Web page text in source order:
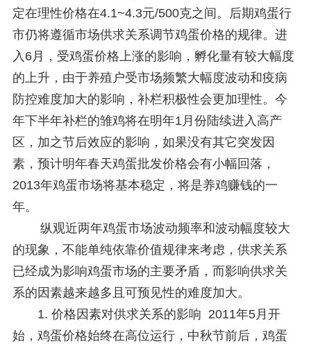
定在理性价格在4.1~4.3元/500克之间。后期鸡蛋行
市仍将遵循市场供求关系调节鸡蛋价格的规律。进
入6月，受鸡蛋价格上涨的影响，孵化量有较大幅度
的上升，由于养殖户受市场频繁大幅度波动和疫病
防控难度加大的影响，补栏积极性会更加理性。今
年下半年补栏的雏鸡将在明年1月份陆续进入高产
区，加之节后效应的影响，如果没有其它突发因
素，预计明年春天鸡蛋批发价格会有小幅回落，
2013年鸡蛋市场将基本稳定，将是养鸡赚钱的一
年。
纵观近两年鸡蛋市场波动频率和波动幅度较大
的现象，不能单纯依靠价值规律来考虑，供求关系
已经成为影响鸡蛋市场的主要矛盾，而影响供求关
系的因素越来越多且可预见性的难度加大。
1. 价格因素对供求关系的影响 2011年5月开
始，鸡蛋价格始终在高位运行，中秋节前后，鸡蛋